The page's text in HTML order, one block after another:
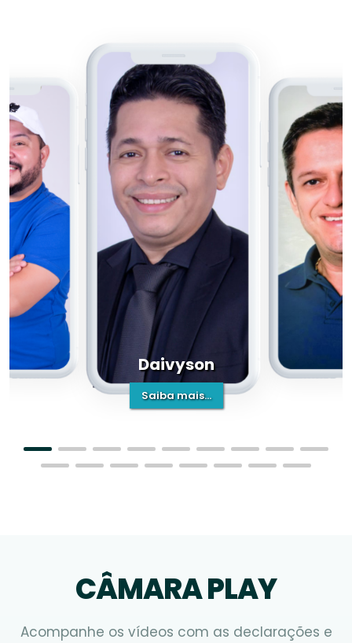
Daivyson
Saiba mais...
CÂMARA PLAY
Acompanhe os vídeos com as declarações e